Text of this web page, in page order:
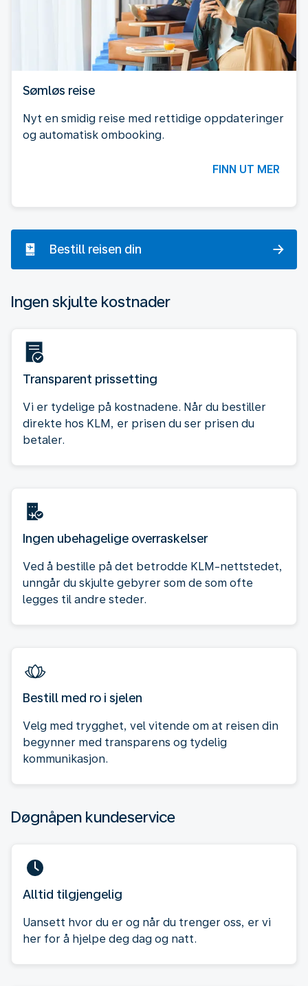
Sømløs reise
Nyt en smidig reise med rettidige oppdateringer
og automatisk ombooking.
FINN UT MER
Bestill reisen din
Ingen skjulte kostnader
Transparent prissetting
Vi er tydelige på kostnadene. Når du bestiller
direkte hos KLM, er prisen du ser prisen du
betaler.
Ingen ubehagelige overraskelser
Ved å bestille på det betrodde KLM-nettstedet,
unngår du skjulte gebyrer som de som ofte
legges til andre steder.
Bestill med ro i sjelen
Velg med trygghet, vel vitende om at reisen din
begynner med transparens og tydelig
kommunikasjon.
Døgnåpen kundeservice
Alltid tilgjengelig
Uansett hvor du er og når du trenger oss, er vi
her for å hjelpe deg dag og natt.